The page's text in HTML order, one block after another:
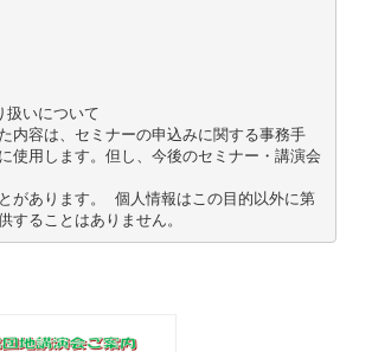
扱いについて
内容は、セミナーの申込みに関する事務手
使用します。但し、今後のセミナー・講演会
があります。 個人情報はこの目的以外に第